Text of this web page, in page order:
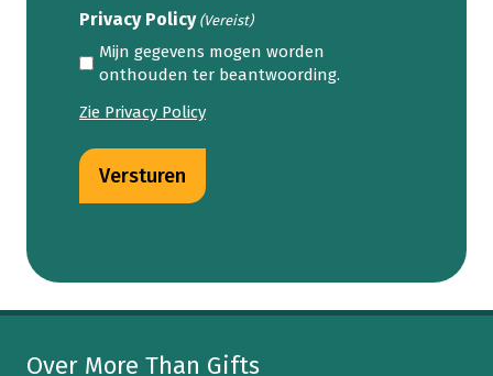
Privacy Policy (Vereist)
Mijn gegevens mogen worden
onthouden ter beantwoording.
Zie Privacy Policy
Over More Than Gifts